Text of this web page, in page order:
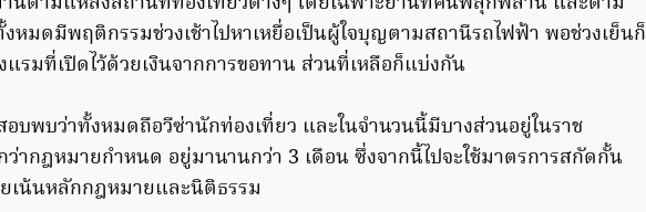
หมดมีพฤติกรรมช่วงเช้าไปหาเหยื่อเป็นผู้ใจบุญตามสถานีรถไฟฟ้า พอช่วงเย็นก็
รมที่เปิดไว้ด้วยเงินจากการขอทาน ส่วนที่เหลือก็แบ่งกัน
บพบว่าทั้งหมดถือวีซ่านักท่องเที่ยว และในจำนวนนี้มีบางส่วนอยู่ในราช
ากฎหมายกำหนด อยู่มานานกว่า 3 เดือน ซึ่งจากนี้ไปจะใช้มาตรการสกัดกั้น
เน้นหลักกฎหมายและนิติธรรม